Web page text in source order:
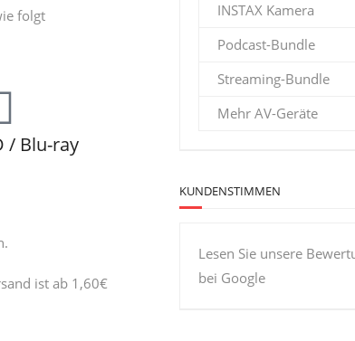
folgt
/ Blu-ray
ist ab 1,60€
INSTAX Kamera
Podcast-Bundle
Streaming-Bundle
Mehr AV-Geräte
KUNDENSTIMMEN
Lesen Sie unsere
bei Google